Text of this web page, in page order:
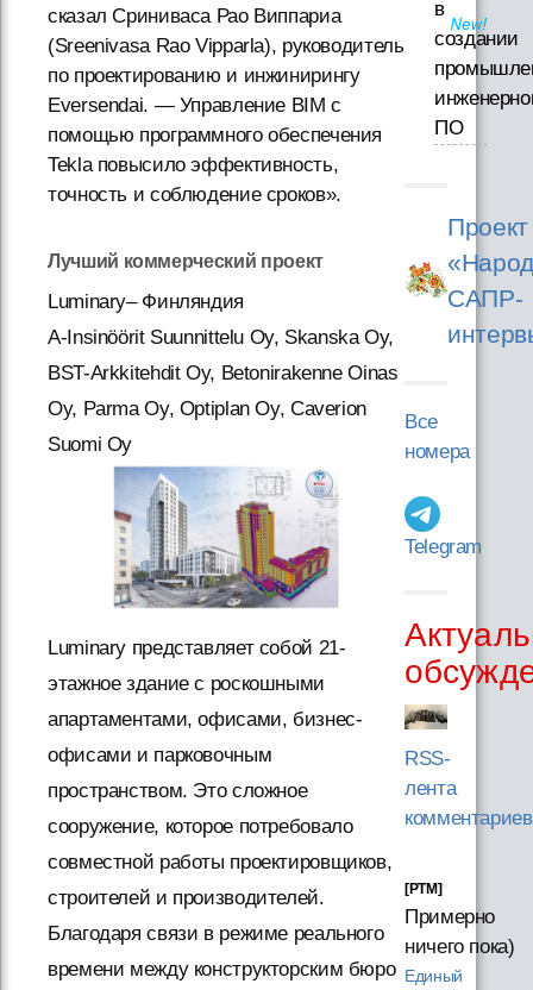
сказал Сриниваса Рао Виппариа
(Sreenivasa Rao Vipparla), руководитель
по проектированию и инжинирингу
Eversendai. — Управление BIM с
помощью программного обеспечения
Tekla повысило эффективность,
точность и соблюдение сроков».
Лучший коммерческий проект
Luminary– Финляндия
A-Insinöörit Suunnittelu Oy, Skanska Oy,
BST-Arkkitehdit Oy, Betonirakenne Oinas
Oy, Parma Oy, Optiplan Oy, Caverion
Suomi Oy
Luminary представляет собой 21-
этажное здание с роскошными
апартаментами, офисами, бизнес-
офисами и парковочным
пространством. Это сложное
сооружение, которое потребовало
совместной работы проектировщиков,
строителей и производителей.
Благодаря связи в режиме реального
времени между конструкторским бюро
в
создании
ПО
Проект
САПР-
Все
номера
Telegram
RSS-
лента
комментариев
[PTM]
Примерно
ничего пока)
Единый